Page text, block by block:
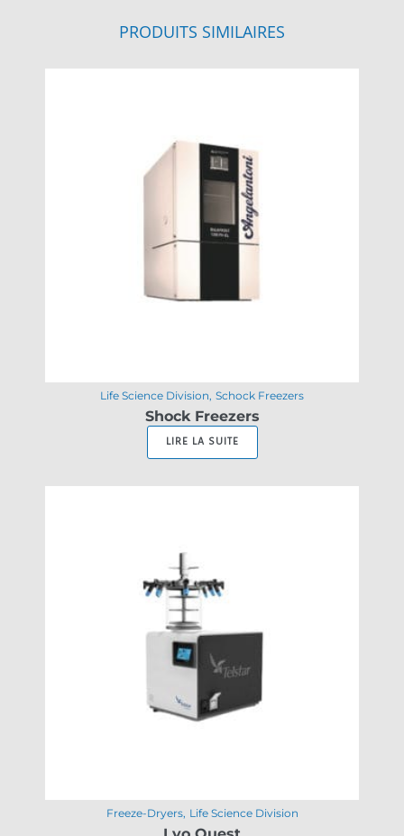
PRODUITS SIMILAIRES
Life Science Division Schock Freezers
Shock Freezers
LIRE LA SUITE
Freeze-Dryers Life Science Division